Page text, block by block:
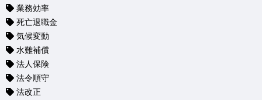
業務効率
死亡退職金
気候変動
水難補償
法人保険
法令順守
法改正